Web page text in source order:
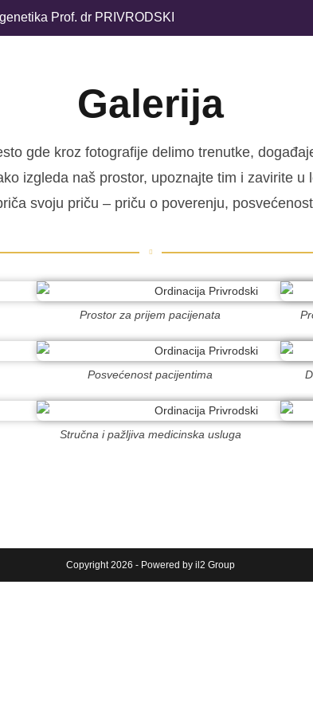
Prof. dr PRIVRODSKI
Galerija
gde kroz fotografije delimo trenutke,
izgleda naš prostor, upoznajte tim i zavirite u
svoju priču – priču o poverenju,
Prostor za prijem pacijenata
Posvećenost pacijentima
Stručna i pažljiva medicinska usluga
Copyright 2026 - Powered by il2 Group